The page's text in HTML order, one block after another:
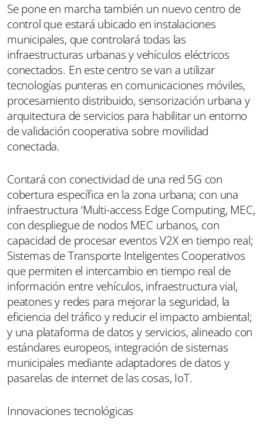
Se pone en marcha también un nuevo centro de
control que estará ubicado en instalaciones
municipales, que controlará todas las
infraestructuras urbanas y vehículos eléctricos
conectados. En este centro se van a utilizar
tecnologías punteras en comunicaciones móviles,
procesamiento distribuido, sensorización urbana y
arquitectura de servicios para habilitar un entorno
de validación cooperativa sobre movilidad
conectada.
Contará con conectividad de una red 5G con
cobertura específica en la zona urbana; con una
infraestructura ‘Multi-access Edge Computing, MEC,
con despliegue de nodos MEC urbanos, con
capacidad de procesar eventos V2X en tiempo real;
Sistemas de Transporte Inteligentes Cooperativos
que permiten el intercambio en tiempo real de
información entre vehículos, infraestructura vial,
peatones y redes para mejorar la seguridad, la
eficiencia del tráfico y reducir el impacto ambiental;
y una plataforma de datos y servicios, alineado con
estándares europeos, integración de sistemas
municipales mediante adaptadores de datos y
pasarelas de internet de las cosas, IoT.
Innovaciones tecnológicas